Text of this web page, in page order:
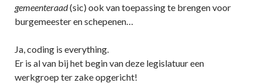
gemeenteraad(sic) ook van toepassing te brengen voor
burgemeester en schepenen…
Ja, coding is everything.
Er is al van bij het begin van deze legislatuur een
werkgroep ter zake opgericht!